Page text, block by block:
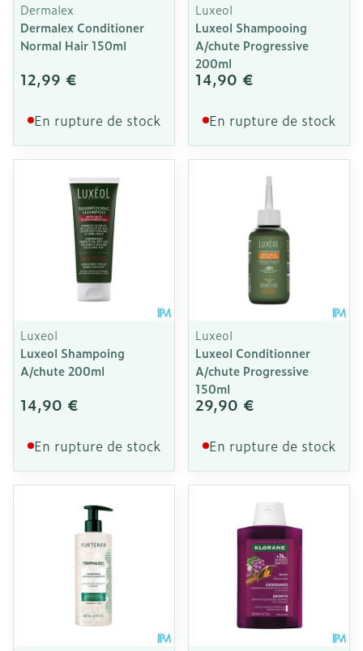
Dermalex
Dermalex Conditioner
Normal Hair 150ml
12,99 €
En rupture de stock
Luxeol
Luxeol Shampooing
A/chute Progressive
200ml
14,90 €
En rupture de stock
Luxeol
Luxeol Shampoing
A/chute 200ml
14,90 €
En rupture de stock
Luxeol
Luxeol Conditionner
A/chute Progressive
150ml
29,90 €
En rupture de stock